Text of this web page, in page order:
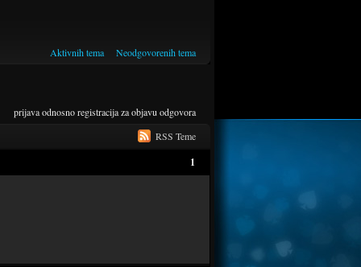
Aktivnih tema Neodgovorenih tema
prijavaodnosnoregistracijaza objavu odgovora
RSS Teme
1